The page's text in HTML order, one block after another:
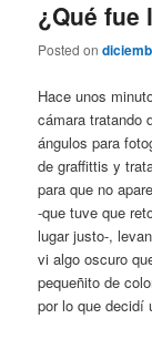
¿Qué fue
Posted on
Hace unos
cámara tratando
ángulos para
de graffittis y
para que no
-que tuve que
lugar justo-,
vi algo oscuro
pequeñito de
por lo que decidí